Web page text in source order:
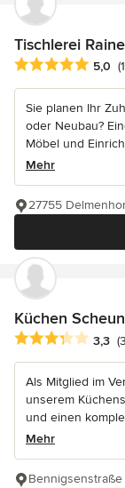
Tischlerei
Durchschnittliche
5,0
Sie planen Ihr
oder Neubau?
Möbel und
Mehr
27755
Küchen
Durchschnittliche
3,3
Als Mitglied im
unserem
und einen
Mehr